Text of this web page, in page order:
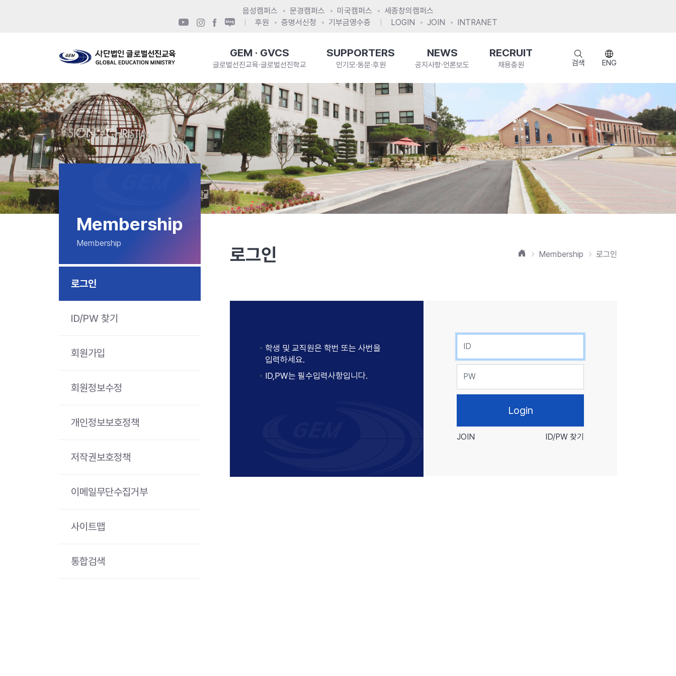
음성캠퍼스 문경캠퍼스 미국캠퍼스
세종창의캠퍼스
후원
증명서신청 기부금영수증 LOGIN JOIN INTRANET
GEM · GVCS
글로벌선진교육·글로벌선진학교
SUPPORTERS
인기모·동문·후원
NEWS
공지사항·언론보도
RECRUIT
채용충원 검색 ENG
Membership
Membership
로그인
ID/PW 찾기
회원가입
회원정보수정
개인정보보호정책
저작권보호정책
이메일무단수집거부
사이트맵
통합검색
로그인 홈 Membership 로그인
학생 및 교직원은 학번 또는 사번을
입력하세요.
ID,PW는 필수입력사항입니다.
JOIN ID/PW 찾기